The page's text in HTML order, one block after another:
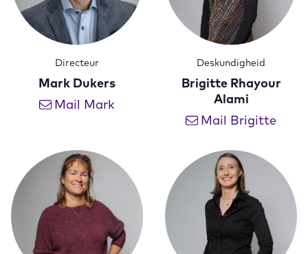
Directeur
Mark Dukers
Mail Mark
Deskundigheid
Brigitte Rhayour
Alami
Mail Brigitte